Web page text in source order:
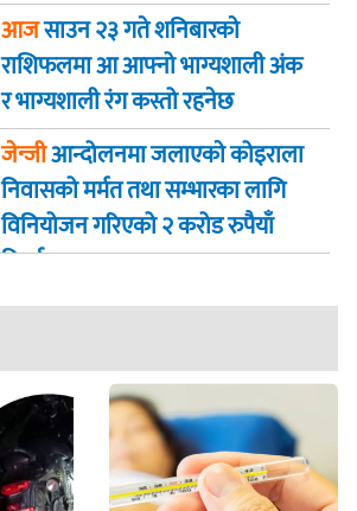
आजसाउन २३ गते शनिबारकाे
राशिफलमा आ आफ्नो भाग्यशाली अंक
र भाग्यशाली रंग कस्तो रहनेछ
जेन्जीआन्दोलनमा जलाएकाे कोइराला
निवासको मर्मत तथा सम्भारका लागि
विनियोजन गरिएको २ करोड रुपैयाँ
फिर्ता